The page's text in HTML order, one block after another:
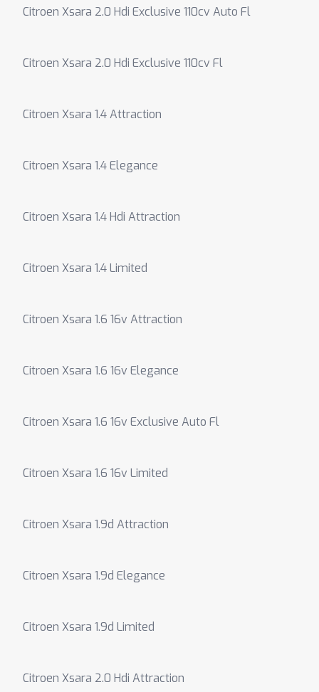
Citroen Xsara 2.0 Hdi Exclusive 110cv Auto Fl
Citroen Xsara 2.0 Hdi Exclusive 110cv Fl
Citroen Xsara 1.4 Attraction
Citroen Xsara 1.4 Elegance
Citroen Xsara 1.4 Hdi Attraction
Citroen Xsara 1.4 Limited
Citroen Xsara 1.6 16v Attraction
Citroen Xsara 1.6 16v Elegance
Citroen Xsara 1.6 16v Exclusive Auto Fl
Citroen Xsara 1.6 16v Limited
Citroen Xsara 1.9d Attraction
Citroen Xsara 1.9d Elegance
Citroen Xsara 1.9d Limited
Citroen Xsara 2.0 Hdi Attraction